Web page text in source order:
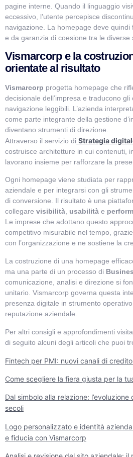
pagine interne. Quando il linguaggio
eccessivo, l’utente percepisce
navigazione. La homepage deve
e da garanzia di coesione tra le diverse
Vismarcorp e la
orientate al risultato
Vismarcorp progetta homepage che
decisionale dell’impresa e traducono
navigazione leggibili. L’azienda
come parte integrante della gestione
diventano strumenti di direzione.
Attraverso il servizio di Strategia
costruisce architetture in cui contenuti,
lavorano insieme per rafforzare la
Ogni homepage viene studiata per
aziendale e per integrarsi con gli
di conversione. Il risultato è una
collegare visibilità, usabilità e
Le imprese che adottano questo
competitivo misurabile nel tempo,
con l’organizzazione e ne sostiene la
La costruzione di una homepage
ma una parte di un processo di
comunicazione, analisi e direzione si
unitario. Vismarcorp governa questa
presenza digitale in strumento
reputazione aziendale.
Per altri consigli e approfondimenti
di seguito alcuni degli articoli che puoi
Fintech per PMI: nuovi canali di
Come scegliere la fiera giusta per la
Dal simbolo alla relazione:
secoli
Logo personalizzato e identità
e fiducia con Vismarcorp